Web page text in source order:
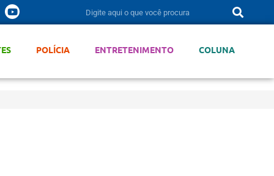
POLÍCIA ENTRETENIMENTO COLUNA